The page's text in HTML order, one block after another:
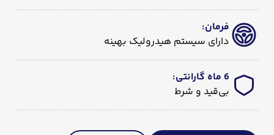
فرمان:
دارای سیستم هیدرولیک بهینه
6 ماه گارانتی
:
بی‌قید و شرط